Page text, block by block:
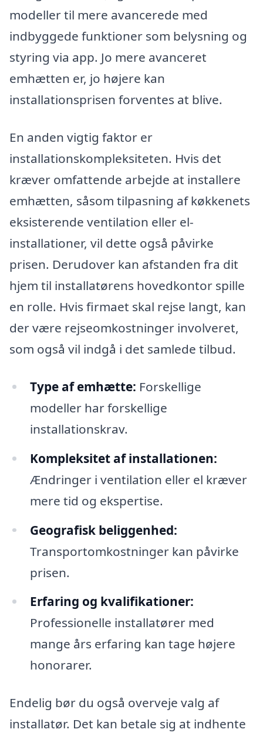
modeller til mere avancerede med
indbyggede funktioner som belysning og
styring via app. Jo mere avanceret
emhætten er, jo højere kan
installationsprisen forventes at blive.
En anden vigtig faktor er
installationskompleksiteten. Hvis det
kræver omfattende arbejde at installere
emhætten, såsom tilpasning af køkkenets
eksisterende ventilation eller el-
installationer, vil dette også påvirke
prisen. Derudover kan afstanden fra dit
hjem til installatørens hovedkontor spille
en rolle. Hvis firmaet skal rejse langt, kan
der være rejseomkostninger involveret,
som også vil indgå i det samlede tilbud.
Type af emhætte: Forskellige
modeller har forskellige
installationskrav.
Kompleksitet af installationen:
Ændringer i ventilation eller el kræver
mere tid og ekspertise.
Geografisk beliggenhed:
Transportomkostninger kan påvirke
prisen.
Erfaring og kvalifikationer:
Professionelle installatører med
mange års erfaring kan tage højere
honorarer.
Endelig bør du også overveje valg af
installatør. Det kan betale sig at indhente